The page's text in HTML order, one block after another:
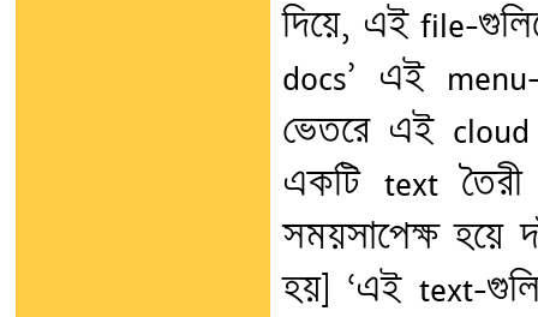
দিয়ে, এই file-
docs’ এই
ভেতরে এই cloud
একটি text তৈরী
সময়সাপেক্ষ হয়ে
হয়] ‘এই text-